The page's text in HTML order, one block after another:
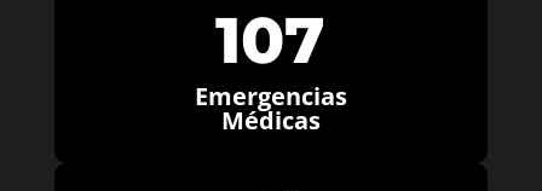
107
Emergencias
Médicas